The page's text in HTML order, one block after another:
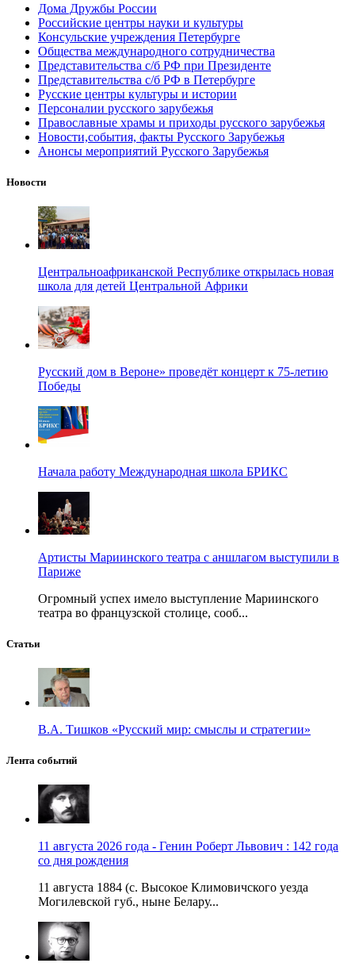
Дома Дружбы России
Российские центры науки и культуры
Консульские учреждения Петербурге
Общества международного сотрудничества
Представительства с/б РФ при Президенте
Представительства с/б РФ в Петербурге
Русские центры культуры и истории
Персоналии русского зарубежья
Православные храмы и приходы русского зарубежья
Новости,события, факты Русского Зарубежья
Анонсы мероприятий Русского Зарубежья
Новости
Центральноафриканской Республике открылась новая
школа для детей Центральной Африки
Русский дом в Вероне» проведёт концерт к 75-летию
Победы
Начала работу Международная школа БРИКС
Артисты Мариинского театра с аншлагом выступили в
Париже
Огромный успех имело выступление Мариинского
театра во французской столице, сооб...
Статьи
В.А. Тишков «Русский мир: смыслы и стратегии»
Лента событий
11 августа 2026 года - Генин Роберт Львович : 142 года
со дня рождения
11 августа 1884 (с. Высокое Климовичского уезда
Могилевской губ., ныне Белару...